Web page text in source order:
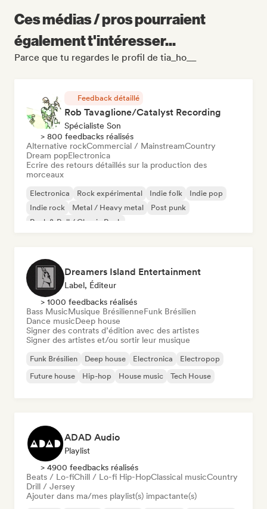
Ces médias / pros pourraient
également t'intéresser...
Parce que tu regardes le profil de tia_ho__
Feedback détaillé
Rob Tavaglione/Catalyst Recording
Spécialiste Son
> 800 feedbacks réalisés
Alternative rockCommercial / MainstreamCountry
Dream popElectronica
Ecrire des retours détaillés sur la production des
morceaux
Electronica Rock expérimental Indie folk
Indie pop
Indie rock
Metal / Heavy metal
Post punk
Rock & Roll / Classic Rock
Dreamers Island Entertainment
Label, Éditeur
> 1000 feedbacks réalisés
Bass MusicMusique BrésilienneFunk Brésilien
Dance musicDeep house
Signer des contrats d’édition avec des artistes
Signer des artistes et/ou sortir leur musique
Funk Brésilien Deep house Electronica
Electropop
Future house
Hip-hop House music Tech House
ADAD Audio
Playlist
> 4900 feedbacks réalisés
Beats / Lo-fiChill / Lo-fi Hip-HopClassical musicCountry
Drill / Jersey
Ajouter dans ma/mes playlist(s) impactante(s)